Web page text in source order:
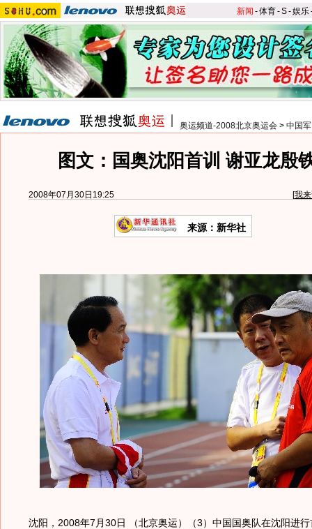
新闻 -体育-S-娱乐
奥运频道-2008北京奥运会 > 中国
图文：国奥沈阳首训 谢亚龙殷
2008年07月30日19:25 [我
来源：新华社
沈阳，2008年7月30日 （北京奥运）（3）中国国奥队在沈阳进